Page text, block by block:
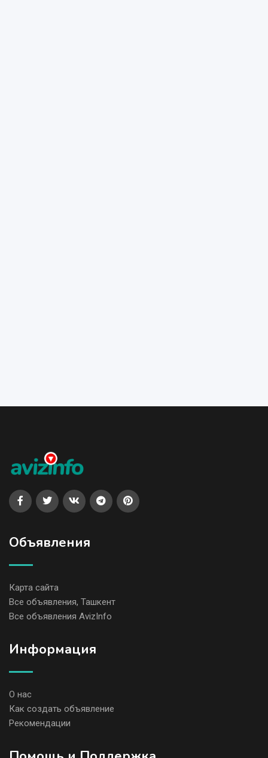
Объявления
Карта сайта
Все объявления, Ташкент
Все объявления AvizInfo
Информация
О нас
Как создать объявление
Рекомендации